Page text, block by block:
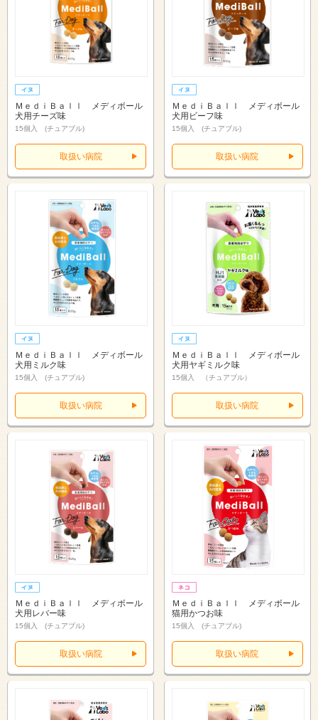
ＭｅｄｉＢａｌｌ メディボール
犬用チーズ味
15個入 (チュアブル)
取扱い病院
ＭｅｄｉＢａｌｌ メディボール
犬用ビーフ味
15個入 (チュアブル)
取扱い病院
ＭｅｄｉＢａｌｌ メディボール
犬用ミルク味
15個入 (チュアブル)
取扱い病院
ＭｅｄｉＢａｌｌ メディボール
犬用ヤギミルク味
15個入 （チュアブル）
取扱い病院
ＭｅｄｉＢａｌｌ メディボール
犬用レバー味
15個入 (チュアブル)
取扱い病院
ＭｅｄｉＢａｌｌ メディボール
猫用かつお味
15個入 (チュアブル)
取扱い病院